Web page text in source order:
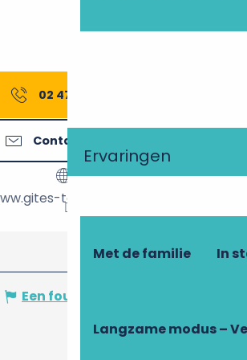
Ervaringen
Met de familie In
Langzame modus –
02 47 27 56
Contacteer ons
touraine.com
Een fout melden